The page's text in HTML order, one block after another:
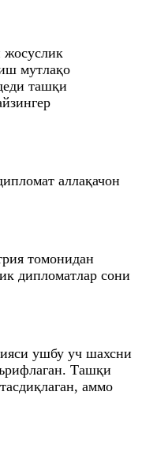
жосуслик
мутлақо
ташқи
аллақачон
томонидан
дипломатлар сони
ушбу уч шахсни
Ташқи
аммо